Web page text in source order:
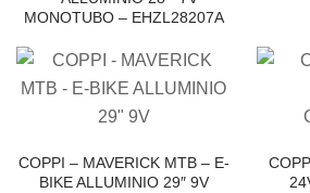
MONOTUBO – EHZL28207A
COPPI – MAVERICK MTB – E-
BIKE ALLUMINIO 29″ 9V